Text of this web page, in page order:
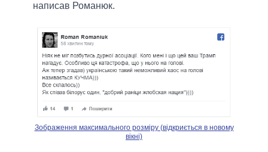
написав Романюк.
Зображення максимального розміру (відкриється в новому
вікні)